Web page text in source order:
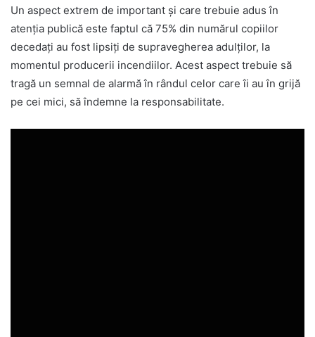
Un aspect extrem de important și care trebuie adus în
atenția publică este faptul că 75% din numărul copiilor
decedați au fost lipsiți de supravegherea adulților, la
momentul producerii incendiilor. Acest aspect trebuie să
tragă un semnal de alarmă în rândul celor care îi au în grijă
pe cei mici, să îndemne la responsabilitate.